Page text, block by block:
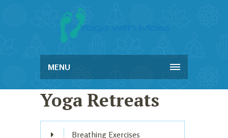
MENU
Yoga Retreats
Breathing Exercises